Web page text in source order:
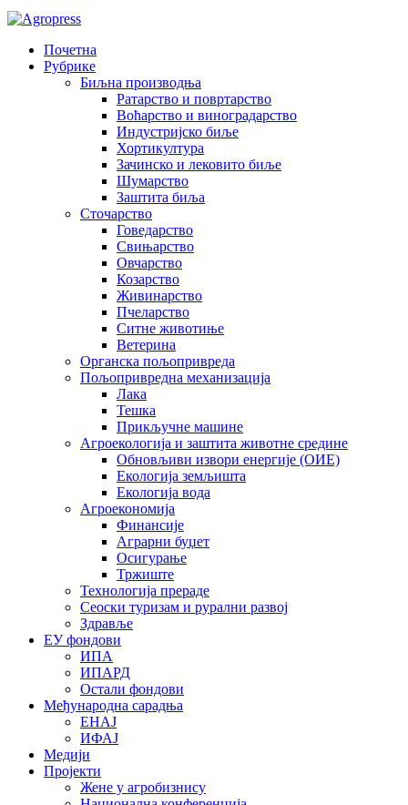
Почетна
Рубрике
Биљна производња
Ратарство и повртарство
Воћарство и виноградарство
Индустријско биље
Хортикултура
Зачинско и лековито биље
Шумарство
Заштита биља
Сточарство
Говедарство
Свињарство
Овчарство
Козарство
Живинарство
Пчеларство
Ситне животиње
Ветерина
Органска пољопривреда
Пољопривредна механизација
Лака
Тешка
Прикључне машине
Агроекологија и заштита животне средине
Обновљиви извори енергије (ОИЕ)
Екологија земљишта
Екологија вода
Агроекономија
Финансије
Аграрни буџет
Осигурање
Тржиште
Технологија прераде
Сеоски туризам и рурални развој
Здравље
ЕУ фондови
ИПА
ИПАРД
Остали фондови
Међународна сарадња
ЕНАЈ
ИФАЈ
Медији
Пројекти
Жене у агробизнису